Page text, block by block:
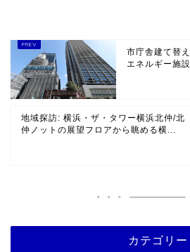
市庁舎建て替
エネルギー施
地域探訪: 横浜・ザ・タワー横浜北仲/北
仲ノットの展望フロアから眺める横...
カテゴリー